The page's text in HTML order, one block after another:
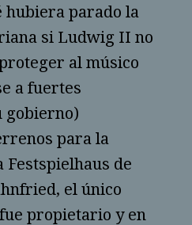
hubiera parado la
si Ludwig II no
al músico
a fuertes
gobierno)
para la
Festspielhaus de
el único
propietario y en